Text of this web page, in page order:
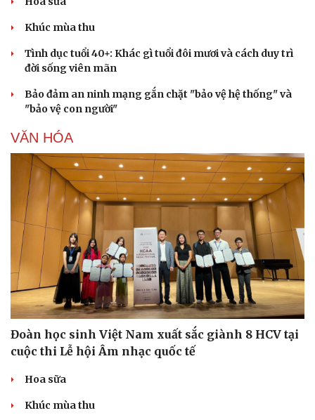
Khúc mùa thu
Tình dục tuổi 40+: Khác gì tuổi đôi mươi và cách duy trì
đời sống viên mãn
Bảo đảm an ninh mạng gắn chặt "bảo vệ hệ thống" và
"bảo vệ con người"
VĂN HÓA
Đoàn học sinh Việt Nam xuất sắc giành 8 HCV tại
cuộc thi Lễ hội Âm nhạc quốc tế
Hoa sữa
Khúc mùa thu